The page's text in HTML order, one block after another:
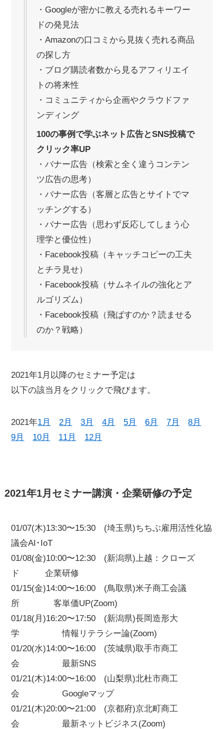
・Googleが密かに教える売れるキーワー
ドの発見法
・Amazonの口コミから見抜く売れる商品
の探し方
・ブログ購読者数から見るアフィリエイ
トの将来性
・コミュニティから企画やクラウドファ
ンディング
100の事例で学ぶネット広告とSNS投稿で
クリック率UP
・バナー広告（検索と全く違うコンテン
ツ広告の思考）
・バナー広告（客層と広告とサイトでマ
ッチングする）
・バナー広告（思わず反応してしまう心
理学と優位性）
・Facebook投稿（キャッチコピーの工夫
とチラ見せ）
・Facebook投稿（サムネイルの強化とア
ルゴリズム）
・Facebook投稿（飛ばすのか？読ませる
のか？戦略）
2021年1月以降のセミナー予定は
以下の該当月をクリックで飛びます。
2021年1月 2月 3月 4月 5月 6月 7月
8月
9月
10月 11月 12月
2021年1月セミナー講演・企業研修の予定
01/07(木)13:30〜15:30 (埼玉県)ちちぶ雇用活性化協
議会AI･IoT
01/08(金)10:00〜12:30 (新潟県)上越：クローズ
ド 企業研修
01/15(金)14:00〜16:00 (鳥取県)米子商工会議
所 客単価UP(Zoom)
01/18(月)16:20〜17:50 (新潟県)長岡造形大
学 情報リテラシー論(Zoom)
01/20(水)14:00〜16:00 (茨城県)取手市商工
会 最新SNS
01/21(木)14:00〜16:00 (山梨県)北杜市商工
会 Googleマップ
01/21(木)20:00〜21:00 (京都府)京北町商工
会 最新ネットビジネス(Zoom)